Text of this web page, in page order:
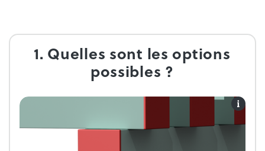
1. Quelles sont les options
possibles ?